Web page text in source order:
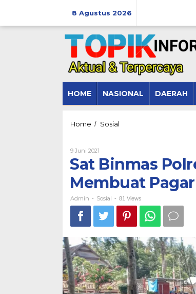
8 Agustus 2026
HOME NASIONAL DAERAH
Home / Sosial
Membantu
Masyarakat
Membuat
Pagar
Rumah.
9 Juni 2021
Admin
Sat Binmas
Membuat
Admin - Sosial - 81 Views